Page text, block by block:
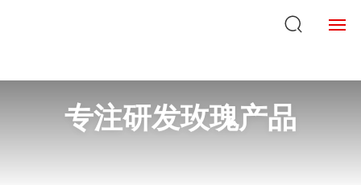
专注研发玫瑰产品